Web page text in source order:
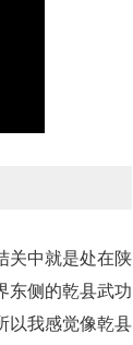
关中就是处在陕
东侧的乾县武功
以我感觉像乾县